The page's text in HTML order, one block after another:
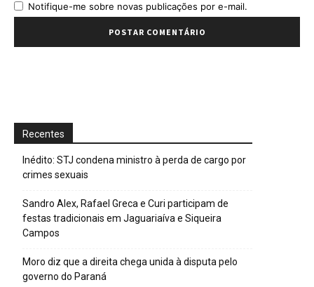
Notifique-me sobre novas publicações por e-mail.
Recentes
Inédito: STJ condena ministro à perda de cargo por
crimes sexuais
Sandro Alex, Rafael Greca e Curi participam de
festas tradicionais em Jaguariaíva e Siqueira
Campos
Moro diz que a direita chega unida à disputa pelo
governo do Paraná